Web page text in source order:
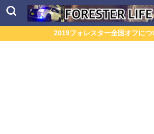
2019フォレスター全国オフにつ